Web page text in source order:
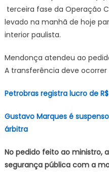
terceira fase da Operação
levado na manhã de hoje
interior paulista.
Mendonça atendeu ao
A transferência deve
Petrobras registra lucro de
Gustavo Marques é
árbitra
No pedido feito ao ministro,
segurança pública com a